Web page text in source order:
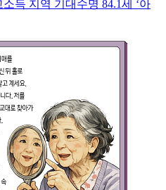
득 지역 기대수명 84.1세 ‘아